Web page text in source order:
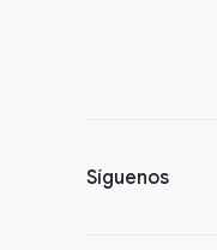
Síguenos